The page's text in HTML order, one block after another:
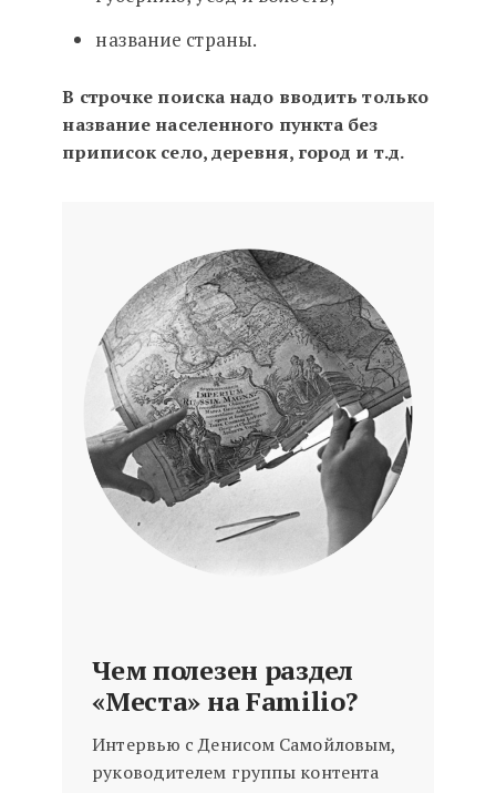
название страны.
В строчке поиска надо вводить только
название населенного пункта без
приписок село, деревня, город и т.д.
Чем полезен раздел
«Места» на Familio?
Интервью с Денисом Самойловым,
руководителем группы контента